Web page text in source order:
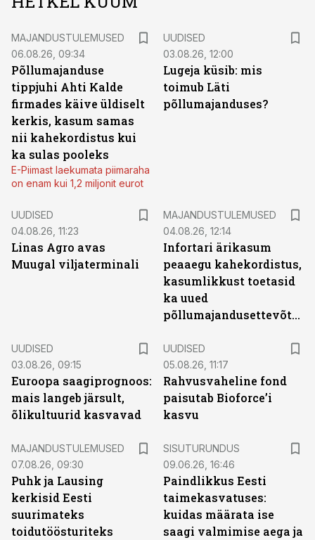
MAJANDUSTULEMUSED
06.08.26, 09:34
Põllumajanduse
tippjuhi Ahti Kalde
firmades käive üldiselt
kerkis, kasum samas
nii kahekordistus kui
ka sulas pooleks
E-Piimast laekumata piimaraha
on enam kui 1,2 miljonit eurot
UUDISED
03.08.26, 12:00
Lugeja küsib: mis
toimub Läti
põllumajanduses?
UUDISED
04.08.26, 11:23
Linas Agro avas
Muugal viljaterminali
MAJANDUSTULEMUSED
04.08.26, 12:14
Infortari ärikasum
peaaegu kahekordistus,
kasumlikkust toetasid
ka uued
põllumajandusettevõtted
UUDISED
03.08.26, 09:15
Euroopa saagiprognoos:
mais langeb järsult,
õlikultuurid kasvavad
UUDISED
05.08.26, 11:17
Rahvusvaheline fond
paisutab Bioforce’i
kasvu
MAJANDUSTULEMUSED
07.08.26, 09:30
Puhk ja Lausing
kerkisid Eesti
suurimateks
toidutöösturiteks
SISUTURUNDUS
09.06.26, 16:46
Paindlikkus Eesti
taimekasvatuses:
kuidas määrata ise
saagi valmimise aega ja